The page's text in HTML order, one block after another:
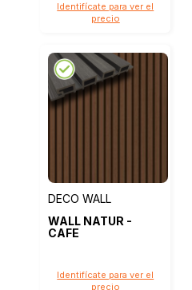
Identifícate para ver el
precio
DECO WALL
WALL NATUR -
CAFE
Identifícate para ver el
precio